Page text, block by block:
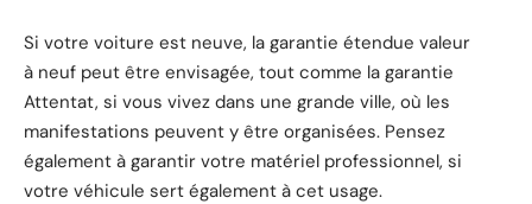
Si votre voiture est neuve, la garantie étendue valeur
à neuf peut être envisagée, tout comme la garantie
Attentat, si vous vivez dans une grande ville, où les
manifestations peuvent y être organisées. Pensez
également à garantir votre matériel professionnel, si
votre véhicule sert également à cet usage.